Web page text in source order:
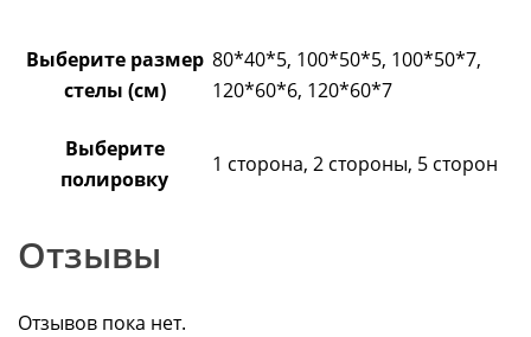
Выберите размер
стелы (см)
80*40*5, 100*50*5, 100*50*7,
120*60*6, 120*60*7
Выберите
полировку
1 сторона, 2 стороны, 5 сторон
Отзывы
Отзывов пока нет.